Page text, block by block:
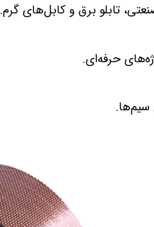
تابلو برق و کابل‌های گرم.
حرفه‌ای.
سیم‌ها.